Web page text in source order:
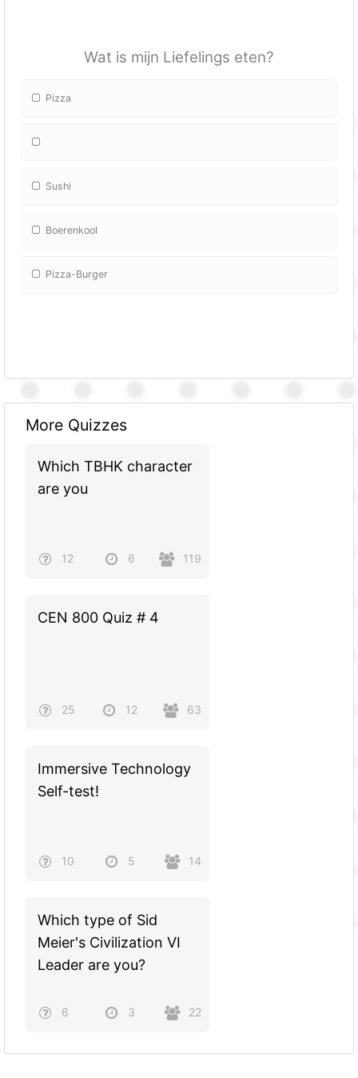
Wat is mijn Liefelings eten?
Pizza
Sushi
Boerenkool
Pizza-Burger
More Quizzes
Which TBHK character
are you
12 6 119
CEN 800 Quiz # 4
25 12 63
Immersive Technology
Self-test!
10 5 14
Which type of Sid
Meier's Civilization VI
Leader are you?
6 3 22